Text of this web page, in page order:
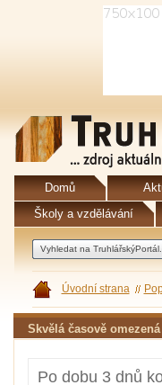
Domů
Školy a vzdělávání
Úvodní strana
Skvělá časově
Po dobu 3 dnů